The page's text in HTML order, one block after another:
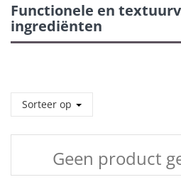
Functionele en
ingrediënten
Sorteer op
Geen product